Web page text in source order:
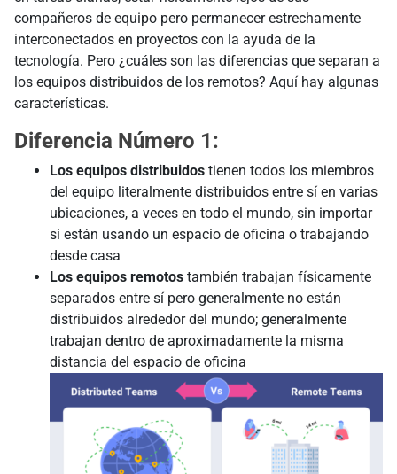
compañeros de equipo pero permanecer estrechamente
interconectados en proyectos con la ayuda de la
tecnología. Pero ¿cuáles son las diferencias que separan a
los equipos distribuidos de los remotos? Aquí hay algunas
características.
Diferencia Número 1:
Los equipos distribuidos tienen todos los miembros
del equipo literalmente distribuidos entre sí en varias
ubicaciones, a veces en todo el mundo, sin importar
si están usando un espacio de oficina o trabajando
desde casa
Los equipos remotos también trabajan físicamente
separados entre sí pero generalmente no están
distribuidos alrededor del mundo; generalmente
trabajan dentro de aproximadamente la misma
distancia del espacio de oficina